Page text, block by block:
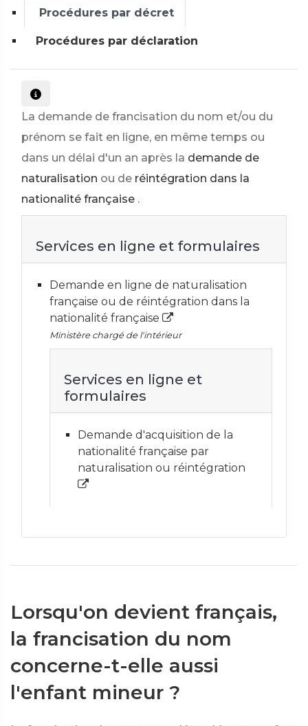
Procédures par décret
Procédures par déclaration
La demande de francisation du nom et/ou du
prénom se fait en ligne, en même temps ou
dans un délai d'un an après la demande de
naturalisation ou de réintégration dans la
nationalité française .
Services en ligne et formulaires
Demande en ligne de naturalisation
française ou de réintégration dans la
nationalité française
Ministère chargé de l'intérieur
Services en ligne et
formulaires
Demande d'acquisition de la
nationalité française par
naturalisation ou réintégration
Lorsqu'on devient français,
la francisation du nom
concerne-t-elle aussi
l'enfant mineur ?